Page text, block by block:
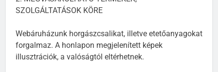
SZOLGÁLTATÁSOK KÖRE
Webáruházunk horgászcsalikat, illetve etetőanyagokat
forgalmaz. A honlapon megjelenített képek
illusztrációk, a valóságtól eltérhetnek.